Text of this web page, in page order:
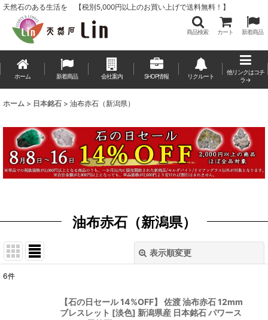
天然石のある生活を 【税別5,000円以上のお買い上げで送料無料！】
商品検索 カート 新着商品
ホーム 新着商品 会社案内 SHOP情報 リクルート
他リンクはコチ
ラ→
ホーム > 日本銘石 > 油布赤石（新潟県）
油布赤石（新潟県）
表示順変更
6件
【石の日セール 14%OFF】 佐渡 油布赤石 12mm
ブレスレット [淡色] 新潟県産 日本銘石 パワース